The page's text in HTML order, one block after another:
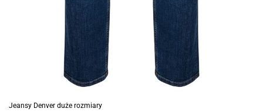
Jeansy Denver duże rozmiary